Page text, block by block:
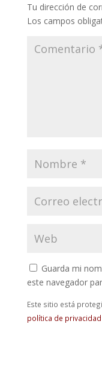
Tu dirección de
Los campos
Guarda mi
este navegador
Este sitio está
política de privacidad